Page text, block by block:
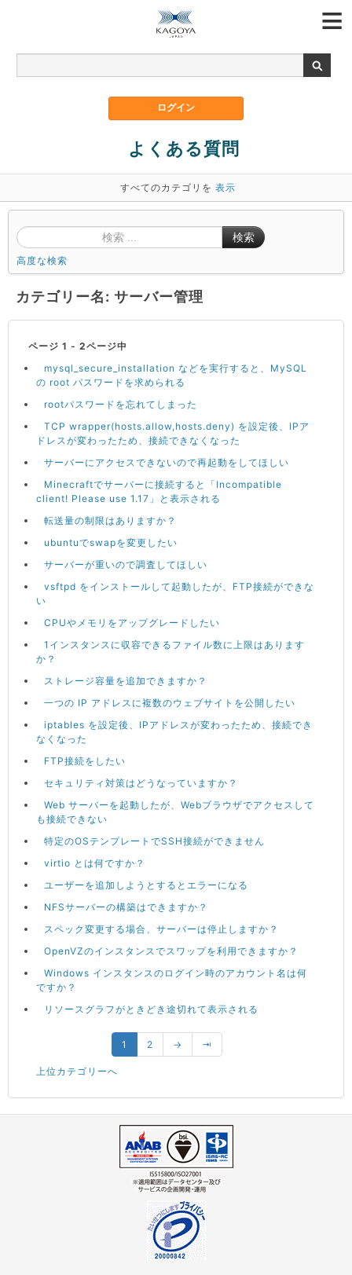
よくある質問
すべてのカテゴリを 表示
検索
高度な検索
カテゴリー名: サーバー管理
ページ 1 - 2ページ中
mysql_secure_installation などを実行すると、MySQL
の root パスワードを求められる
rootパスワードを忘れてしまった
TCP wrapper(hosts.allow,hosts.deny) を設定後、IPア
ドレスが変わったため、接続できなくなった
サーバーにアクセスできないので再起動をしてほしい
Minecraftでサーバーに接続すると「Incompatible
client! Please use 1.17」と表示される
転送量の制限はありますか？
ubuntuでswapを変更したい
サーバーが重いので調査してほしい
vsftpd をインストールして起動したが、FTP接続ができな
い
CPUやメモリをアップグレードしたい
1インスタンスに収容できるファイル数に上限はあります
か？
ストレージ容量を追加できますか？
一つの IP アドレスに複数のウェブサイトを公開したい
iptables を設定後、IPアドレスが変わったため、接続でき
なくなった
FTP接続をしたい
セキュリティ対策はどうなっていますか？
Web サーバーを起動したが、Webブラウザでアクセスして
も接続できない
特定のOSテンプレートでSSH接続ができません
virtio とは何ですか？
ユーザーを追加しようとするとエラーになる
NFSサーバーの構築はできますか？
スペック変更する場合、サーバーは停止しますか？
OpenVZのインスタンスでスワップを利用できますか？
Windows インスタンスのログイン時のアカウント名は何
ですか？
リソースグラフがときどき途切れて表示される
1 2 → ⇥
上位カテゴリーへ